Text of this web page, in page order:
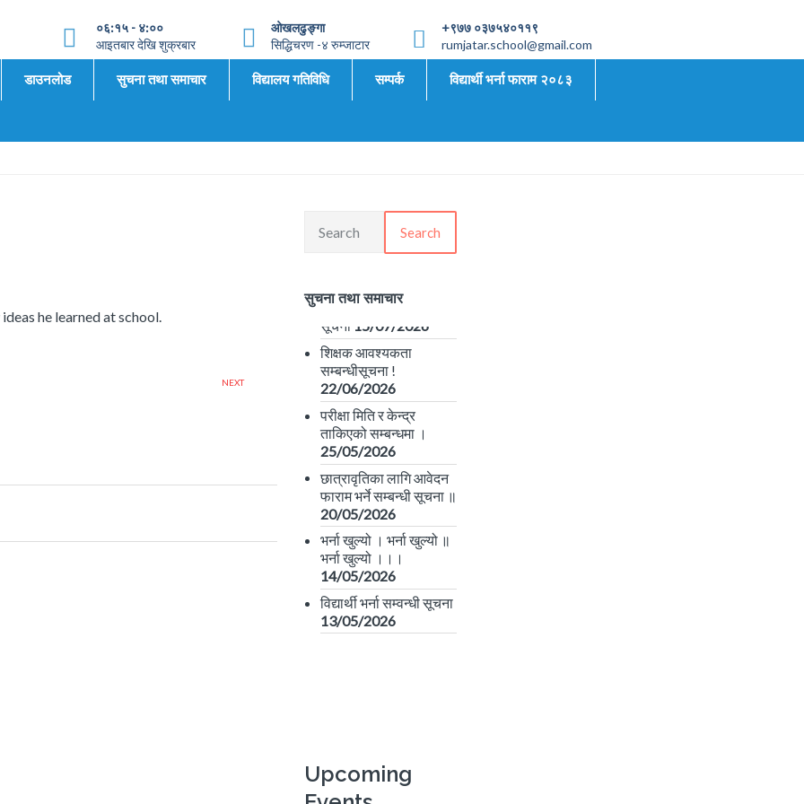
०६:१५ - ४:००
आइतबार देखि शुक्रबार
ओखलढुङ्गा
सिद्धिचरण -४ रुम्जाटार
+९७७ ०३७५४०११९
rumjatar.school@gmail.com
डाउनलोड सुचना तथा समाचार विद्यालय गतिविधि सम्पर्क विद्यार्थी भर्ना फाराम २०८३
he learned at school.
NEXT
Search
सुचना तथा समाचार
📢 शिक्षक आवश्यकता
सम्बन्धी सूचना 📢
छात्रावृति वितरण सम्बन्धी
शिक्षक आवश्यकता
सम्बन्धीसूचना !
22/06/2026
परीक्षा मिति र केन्द्र
ताकिएको सम्बन्धमा ।
25/05/2026
छात्रावृतिका लागि आवेदन
फाराम भर्ने सम्बन्धी सूचना ॥
20/05/2026
भर्ना खुल्यो । भर्ना खुल्यो ॥
भर्ना खुल्यो ।।।
14/05/2026
विद्यार्थी भर्ना सम्वन्धी सूचना
13/05/2026
Upcoming